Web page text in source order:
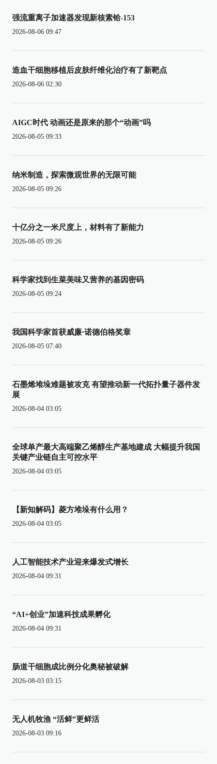
强流重离子加速器发现新核素铪-153
2026-08-06 09:47
造血干细胞移植后皮肤纤维化治疗有了新靶点
2026-08-06 02:30
AIGC时代 动画还是原来的那个“动画”吗
2026-08-05 09:33
纳米制造，探索微观世界的无限可能
2026-08-05 09:26
十亿分之一米尺度上，材料有了新能力
2026-08-05 09:26
科学家找到生菜美味又营养的基因密码
2026-08-05 09:24
我国科学家首获威廉·诺德伯格奖章
2026-08-05 07:40
石墨烯堆垛难题被攻克 有望推动新一代拓扑量子器件发
展
2026-08-04 03:05
全球单产最大高端聚乙烯醇生产基地建成 大幅提升我国
关键产业链自主可控水平
2026-08-04 03:05
【新知解码】菱方堆垛有什么用？
2026-08-04 03:05
人工智能技术产业迎来爆发式增长
2026-08-04 09:31
“AI+创业”加速科技成果孵化
2026-08-04 09:31
肠道干细胞成比例分化奥秘被破解
2026-08-03 03:15
无人机牧渔 “活鲜”更鲜活
2026-08-03 09:16